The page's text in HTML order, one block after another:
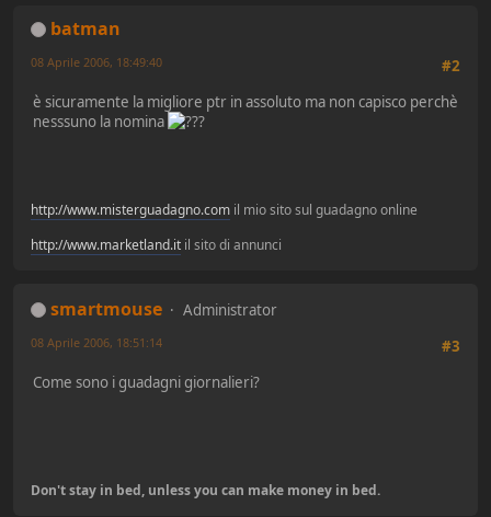
batman
#2
08 Aprile 2006, 18:49:40
è sicuramente la migliore ptr in assoluto ma non capisco perchè
nesssuno la nomina
http://www.misterguadagno.com il mio sito sul guadagno online
http://www.marketland.it il sito di annunci
smartmouse
Administrator
#3
08 Aprile 2006, 18:51:14
Come sono i guadagni giornalieri?
Don't stay in bed, unless you can make money in bed.